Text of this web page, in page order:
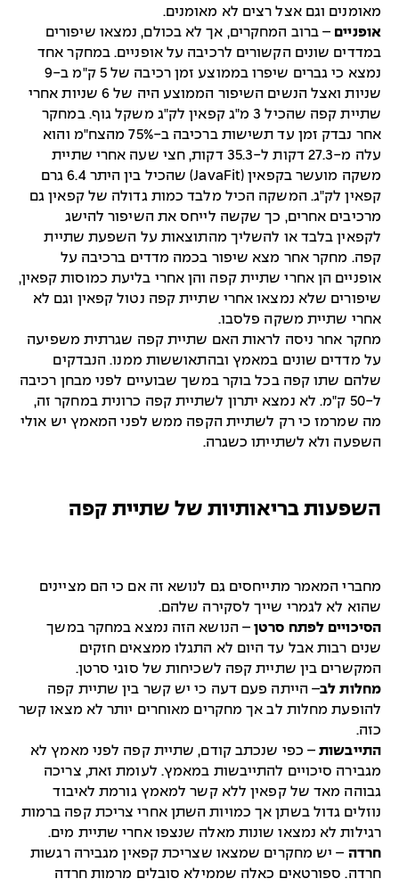
מאומנים וגם אצל רצים לא מאומנים.
אופניים – ברוב המחקרים, אך לא בכולם, נמצאו שיפורים
במדדים שונים הקשורים לרכיבה על אופניים. במחקר אחד
נמצא כי גברים שיפרו בממוצע זמן רכיבה של 5 ק"מ ב-9
שניות ואצל הנשים השיפור הממוצע היה של 6 שניות אחרי
שתיית קפה שהכיל 3 מ"ג קפאין לק"ג משקל גוף. במחקר
אחר נבדק זמן עד תשישות ברכיבה ב-75% מהצח"מ והוא
עלה מ-27.3 דקות ל-35.3 דקות, חצי שעה אחרי שתיית
משקה מועשר בקפאין (JavaFit) שהכיל בין היתר 6.4 גרם
קפאין לק"ג. המשקה הכיל מלבד כמות גדולה של קפאין גם
מרכיבים אחרים, כך שקשה לייחס את השיפור להישג
לקפאין בלבד או להשליך מהתוצאות על השפעת שתיית
קפה. מחקר אחר מצא שיפור בכמה מדדים ברכיבה על
אופניים הן אחרי שתיית קפה והן אחרי בליעת כמוסות קפאין,
שיפורים שלא נמצאו אחרי שתיית קפה נטול קפאין וגם לא
אחרי שתיית משקה פלסבו.
מחקר אחר ניסה לראות האם שתיית קפה שגרתית משפיעה
על מדדים שונים במאמץ ובהתאוששות ממנו. הנבדקים
שלהם שתו קפה בכל בוקר במשך שבועיים לפני מבחן רכיבה
ל-50 ק"מ. לא נמצא יתרון לשתיית קפה כרונית במחקר זה,
מה שמרמז כי רק לשתיית הקפה ממש לפני המאמץ יש אולי
השפעה ולא לשתייתו כשגרה.
השפעות בריאותיות של שתיית קפה
מחברי המאמר מתייחסים גם לנושא זה אם כי הם מציינים
שהוא לא לגמרי שייך לסקירה שלהם.
הסיכויים לפתח סרטן– הנושא הזה נמצא במחקר במשך
שנים רבות אבל עד היום לא התגלו ממצאים חזקים
המקשרים בין שתיית קפה לשכיחות של סוגי סרטן.
מחלות לב– הייתה פעם דעה כי יש קשר בין שתיית קפה
להופעת מחלות לב אך מחקרים מאוחרים יותר לא מצאו קשר
כזה.
התייבשות– כפי שנכתב קודם, שתיית קפה לפני מאמץ לא
מגבירה סיכויים להתייבשות במאמץ. לעומת זאת, צריכה
גבוהה מאד של קפאין ללא קשר למאמץ גורמת לאיבוד
נוזלים גדול בשתן אך כמויות השתן אחרי צריכת קפה ברמות
רגילות לא נמצאו שונות מאלה שנצפו אחרי שתיית מים.
חרדה – יש מחקרים שמצאו שצריכת קפאין מגבירה רגשות
חרדה. ספורטאים כאלה שממילא סובלים מרמות חרדה